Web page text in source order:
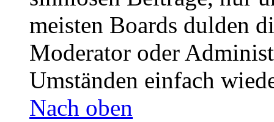
meisten Boards dulden
Moderator oder
Umständen einfach
Nach oben